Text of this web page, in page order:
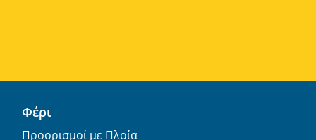
Φέρι
Προορισμοί με Πλοία